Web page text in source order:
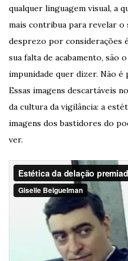
qualquer linguagem visual, a
mais contribua para revelar
desprezo por considerações
sua falta de acabamento,
impunidade quer dizer. Não
Essas imagens descartáveis
da cultura da vigilância: a
imagens dos bastidores do
ver.